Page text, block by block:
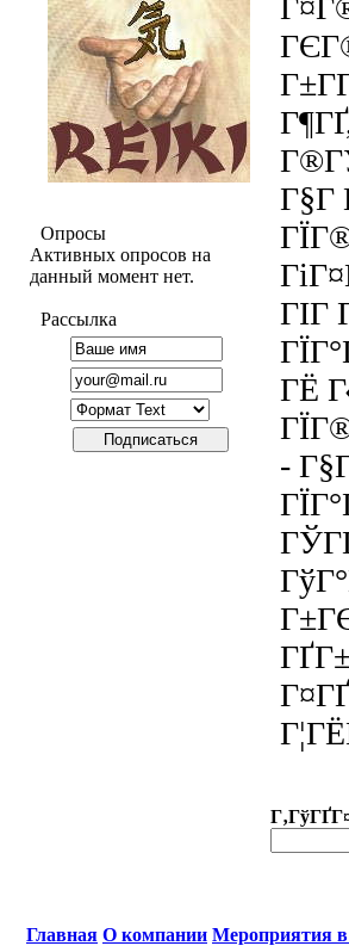
Опросы
Активных опросов на
данный момент нет.
Рассылка
Г§Г
ГІГ
ГЁ
-
Главная О компании Мероприятия в